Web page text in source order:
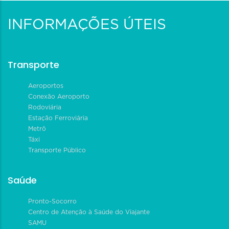
INFORMAÇÕES ÚTEIS
Transporte
Aeroportos
Conexão Aeroporto
Rodoviária
Estação Ferroviária
Metrô
Táxi
Transporte Público
Saúde
Pronto-Socorro
Centro de Atenção à Saúde do Viajante
SAMU